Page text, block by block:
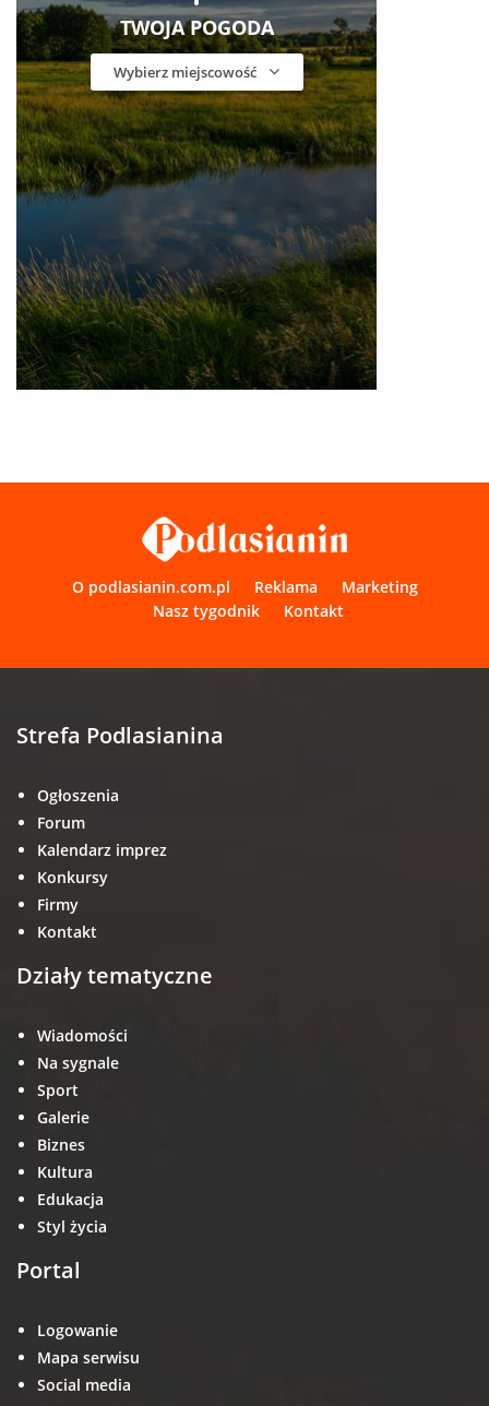
TWOJA POGODA
Wybierz miejscowość
O podlasianin.com.pl Reklama
Marketing
Nasz tygodnik
Kontakt
Strefa Podlasianina
Ogłoszenia
Forum
Kalendarz imprez
Konkursy
Firmy
Kontakt
Działy tematyczne
Wiadomości
Na sygnale
Sport
Galerie
Biznes
Kultura
Edukacja
Styl życia
Portal
Logowanie
Mapa serwisu
Social media